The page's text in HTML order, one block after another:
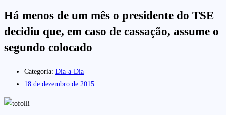
Há menos de um mês o presidente do TSE
decidiu que, em caso de cassação, assume o
segundo colocado
Categoria: Dia-a-Dia
18 de dezembro de 2015